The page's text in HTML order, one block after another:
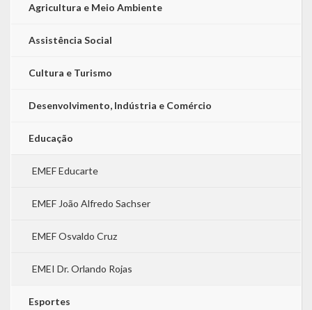
Agricultura e Meio Ambiente
Assistência Social
Cultura e Turismo
Desenvolvimento, Indústria e Comércio
Educação
EMEF Educarte
EMEF João Alfredo Sachser
EMEF Osvaldo Cruz
EMEI Dr. Orlando Rojas
Esportes